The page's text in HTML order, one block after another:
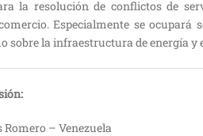
la resolución de conflictos de
Especialmente se
sobre la infraestructura de energía y
Romero – Venezuela